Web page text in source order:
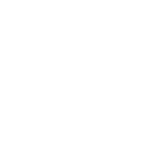
on Strategic